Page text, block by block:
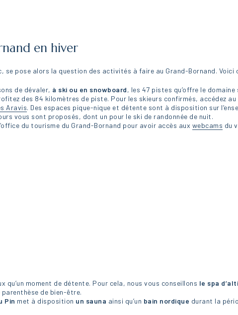
en hiver
se pose alors la question des activités à faire au Grand-Bornand.
de dévaler, à ski ou en snowboard, les 47 pistes qu’offre le
des 84 kilomètres de piste. Pour les skieurs confirmés, accédez
Aravis. Des espaces pique-nique et détente sont à disposition sur
vous sont proposés, dont un pour le ski de randonnée de nuit.
du tourisme du Grand-Bornand pour avoir accès aux webcams du
qu’un moment de détente. Pour cela, nous vous conseillons le spa
de bien-être.
Pin met à disposition un sauna ainsi qu’un bain nordique durant la